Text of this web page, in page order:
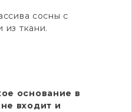
сосны с
из ткани.
основание в
входит и